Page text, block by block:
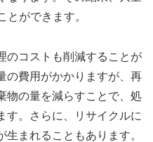
とができます。
のコストも削減することが
の費用がかかりますが、再
物の量を減らすことで、処
す。さらに、リサイクルに
まれることもあります。